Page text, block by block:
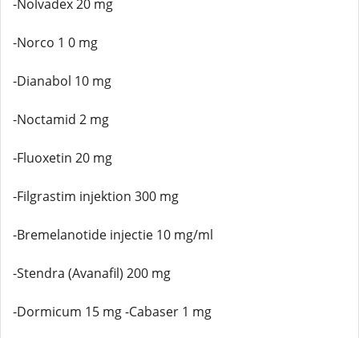
-Nolvadex 20 mg
-Norco 1 0 mg
-Dianabol 10 mg
-Noctamid 2 mg
-Fluoxetin 20 mg
-Filgrastim injektion 300 mg
-Bremelanotide injectie 10 mg/ml
-Stendra (Avanafil) 200 mg
-Dormicum 15 mg -Cabaser 1 mg